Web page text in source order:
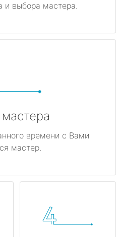
и выбора мастера.
времени с Вами
мастер.